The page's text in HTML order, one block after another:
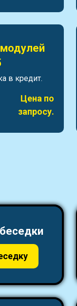
в кредит.
Цена по
запросу.